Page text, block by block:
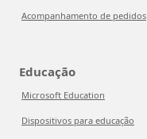
Acompanhamento de pedidos
Educação
Microsoft Education
Dispositivos para educação